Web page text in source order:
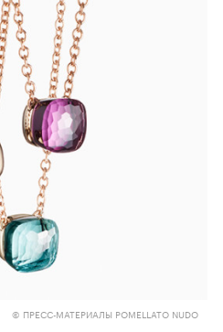
© ПРЕСС-МАТЕРИАЛЫ POMELLATO NUDO